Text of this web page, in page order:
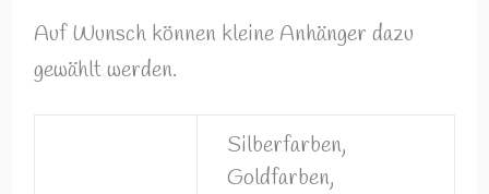
Auf Wunsch können kleine Anhänger dazu
gewählt werden.
Silberfarben,
Goldfarben,